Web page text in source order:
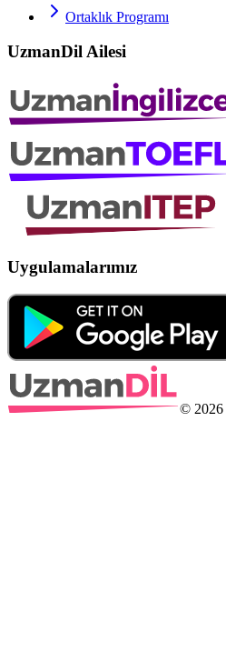
Ortaklık Programı
UzmanDil Ailesi
Uygulamalarımız
© 2026